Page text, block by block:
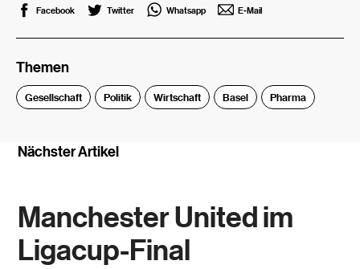
Facebook Twitter Whatsapp E-Mail
Themen
Gesellschaft Politik Wirtschaft Basel Pharma
Nächster Artikel
Manchester United im
Ligacup-Final